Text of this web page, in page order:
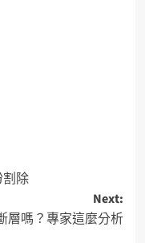
除
Next:
層嗎？專家這麼分析